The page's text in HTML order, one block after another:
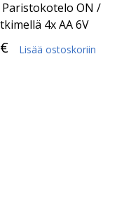
Paristokotelo ON /
4x AA 6V
€ Lisää ostoskoriin